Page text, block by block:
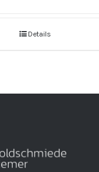
Details